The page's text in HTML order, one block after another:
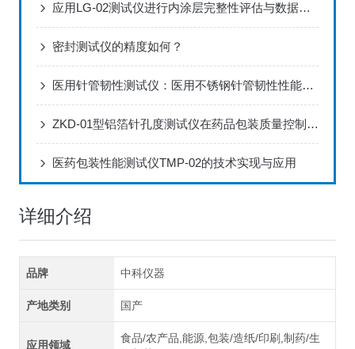
应用LG-02测试仪进行内涂层完整性评估与数据分析方案
密封测试仪的精度如何？
医用针管韧性测试仪：医用不锈钢针管韧性性能标准化检测设备
ZKD-01型铝箔针孔度测试仪在药品包装质量控制中的应用
医药包装性能测试仪TMP-02的技术实现与应用
详细介绍
品牌 中科仪器
产地类别 国产
应用领域
食品/农产品,能源,包装/造纸/印刷,制药/生